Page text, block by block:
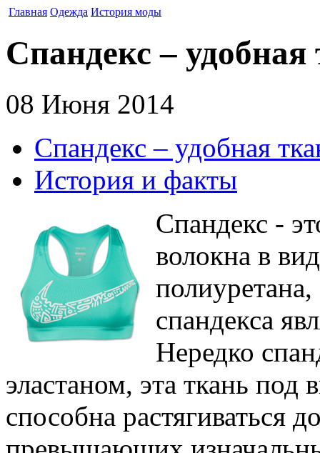
Главная Одежда История моды
Спандекс – удобная
08 Июня 2014
Спандекс – удобная
История и факты
Спандекс -
волокна в
спандекса
Нередко
эластаном, эта ткань
способна растягиваться